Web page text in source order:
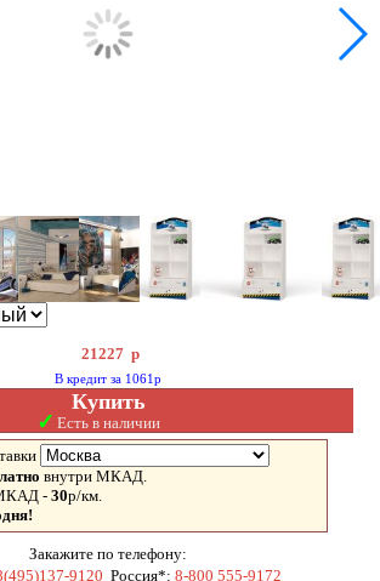
21227 р
В кредит за 1061р
Купить
✓ Есть в наличии
внутри МКАД.
- 30р/км.
Закажите по телефону:
9120 Россия*: 8-800 555-9172